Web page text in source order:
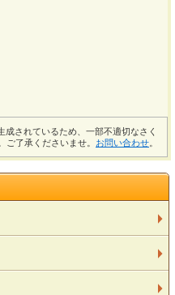
されているため、一部不適切なさく
ご了承くださいませ。 お問い合わせ